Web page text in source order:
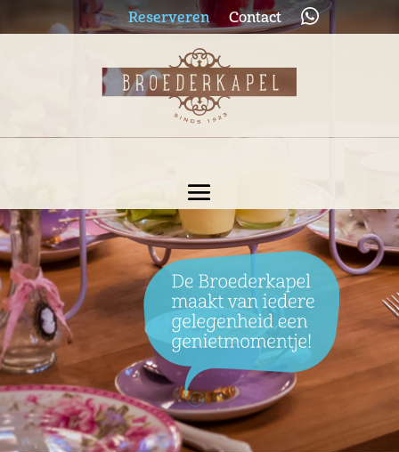
Reserveren Contact